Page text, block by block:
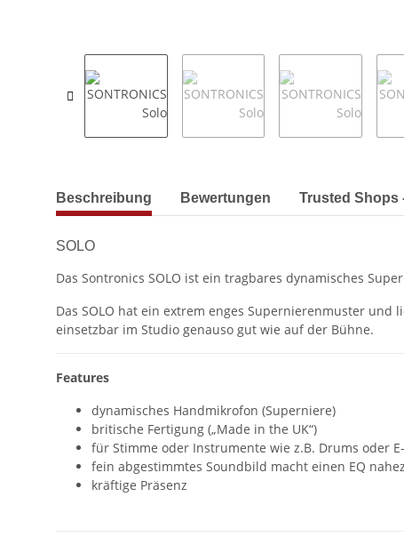
weitere Registerkarten anzeigen
Beschreibung Bewertungen Trusted Shops
SOLO
Das Sontronics SOLO ist ein tragbares dynamisches
Das SOLO hat ein extrem enges Supernierenmuster
einsetzbar im Studio genauso gut wie auf der Bühne.
Features
dynamisches Handmikrofon (Superniere)
britische Fertigung („Made in the UK“)
für Stimme oder Instrumente wie z.B. Drums oder
fein abgestimmtes Soundbild macht einen EQ
kräftige Präsenz